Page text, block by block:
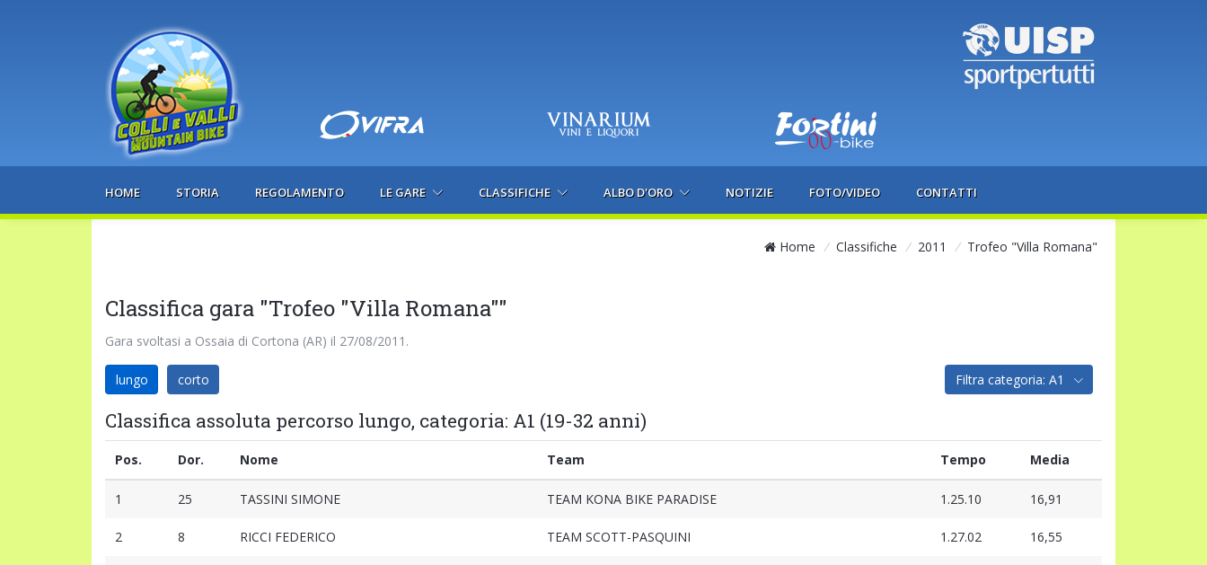
HOME STORIA REGOLAMENTO LE GARE CLASSIFICHE ALBO D'ORO NOTIZIE FOTO/VIDEO CONTATTI
Home / Classifiche / 2011 / Trofeo "Villa Romana"
Classifica gara "Trofeo "Villa Romana""
Gara svoltasi a Ossaia di Cortona (AR) il 27/08/2011.
lungo corto Filtra categoria: A1
Classifica assoluta percorso lungo, categoria: A1 (19-32 anni)
Pos. Dor. Nome Team Tempo Media
1 25 TASSINI SIMONE TEAM KONA BIKE PARADISE 1.25.10 16,91
2 8 RICCI FEDERICO TEAM SCOTT-PASQUINI 1.27.02 16,55